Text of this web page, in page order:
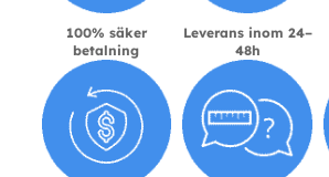
100% säker
betalning
Leverans inom 24–
48h